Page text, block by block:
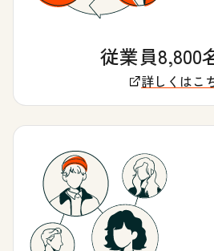
従業員8,800
詳しくはこ